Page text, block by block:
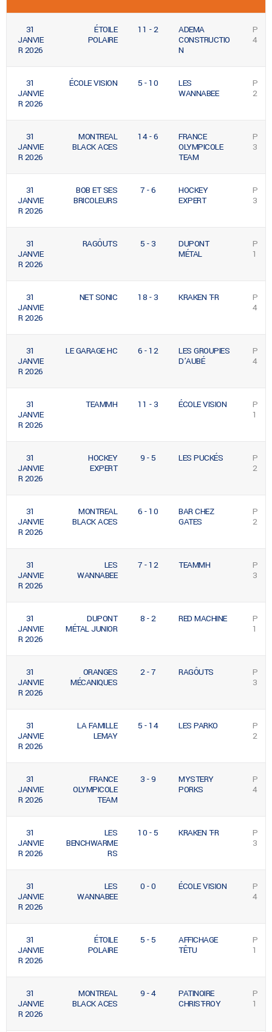
31
JANVIE
R 2026
ÉTOILE
POLAIRE
11 - 2
ADEMA
CONSTRUCTIO
N
P
4
31
JANVIE
R 2026
ÉCOLE VISION 5 - 10
LES
WANNABEE
P
2
31
JANVIE
R 2026
MONTREAL
BLACK ACES
14 - 6
FRANCE
OLYMPICOLE
TEAM
P
3
31
JANVIE
R 2026
BOB ET SES
BRICOLEURS
7 - 6
HOCKEY
EXPERT
P
3
31
JANVIE
R 2026
RAGÔUTS 5 - 3
DUPONT
MÉTAL
P
1
31
JANVIE
R 2026
NET SONIC 18 - 3 KRAKEN T-R
P
4
31
JANVIE
R 2026
LE GARAGE HC 6 - 12
LES GROUPIES
D’AUBÉ
P
4
31
JANVIE
R 2026
TEAMMH 11 - 3 ÉCOLE VISION
P
1
31
JANVIE
R 2026
HOCKEY
EXPERT
9 - 5 LES PUCKÉS
P
2
31
JANVIE
R 2026
MONTREAL
BLACK ACES
6 - 10
BAR CHEZ
GATES
P
2
31
JANVIE
R 2026
LES
WANNABEE
7 - 12 TEAMMH
P
3
31
JANVIE
R 2026
DUPONT
MÉTAL JUNIOR
8 - 2 RED MACHINE
P
1
31
JANVIE
R 2026
ORANGES
MÉCANIQUES
2 - 7 RAGÔUTS
P
3
31
JANVIE
R 2026
LA FAMILLE
LEMAY
5 - 14 LES PARKO
P
2
31
JANVIE
R 2026
FRANCE
OLYMPICOLE
TEAM
3 - 9
MYSTERY
PORKS
P
4
31
JANVIE
R 2026
LES
BENCHWARME
RS
10 - 5 KRAKEN T-R
P
3
31
JANVIE
R 2026
LES
WANNABEE
0 - 0 ÉCOLE VISION
P
4
31
JANVIE
R 2026
ÉTOILE
POLAIRE
5 - 5
AFFICHAGE
TÊTU
P
1
31
JANVIE
R 2026
MONTREAL
BLACK ACES
9 - 4
PATINOIRE
CHRIST-ROY
P
1